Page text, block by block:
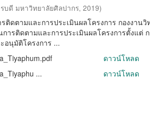
บดี มหาวิทยาลัยศิลปากร, 2019)
ติดตามและการประเมินผลโครงการ กองงาน
ารติดตามและการประเมินผลโครงการตั้งแต่
อนุมัติโครงการ ...
ดาวน์โหลด
... ดาวน์โหลด